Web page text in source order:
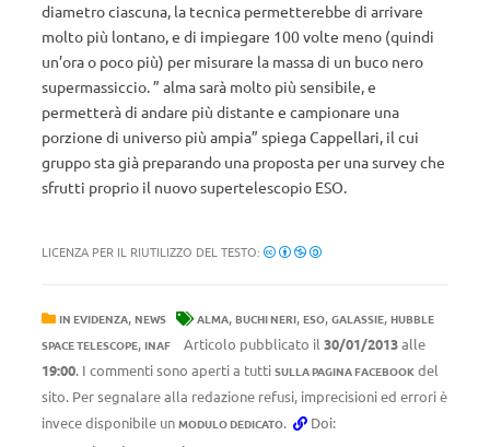
diametro ciascuna, la tecnica permetterebbe di arrivare
molto più lontano, e di impiegare 100 volte meno (quindi
un’ora o poco più) per misurare la massa di un buco nero
supermassiccio. ” alma sarà molto più sensibile, e
permetterà di andare più distante e campionare una
porzione di universo più ampia” spiega Cappellari, il cui
gruppo sta già preparando una proposta per una survey che
sfrutti proprio il nuovo supertelescopio ESO.
LICENZA PER IL RIUTILIZZO DEL TESTO:
IN EVIDENZA, NEWS ALMA, BUCHI NERI, ESO, GALASSIE, HUBBLE
SPACE TELESCOPE, INAF Articolo pubblicato il 30/01/2013alle
19:00. I commenti sono aperti a tutti SULLA PAGINA FACEBOOK del
sito. Per segnalare alla redazione refusi, imprecisioni ed errori è
invece disponibile un MODULO DEDICATO. Doi: